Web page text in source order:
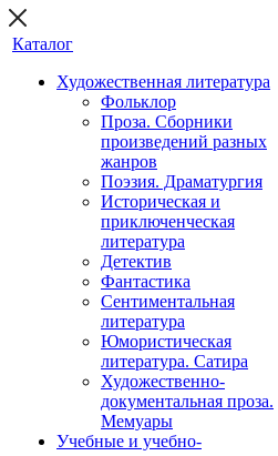
Каталог
Художественная литература
Фольклор
Проза. Сборники
произведений разных
жанров
Поэзия. Драматургия
Историческая и
приключенческая
литература
Детектив
Фантастика
Сентиментальная
литература
Юмористическая
литература. Сатира
Художественно-
документальная проза.
Мемуары
Учебные и учебно-